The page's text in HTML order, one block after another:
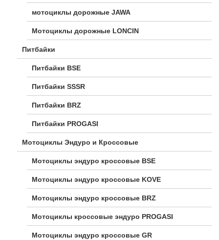
мотоциклы дорожные JAWA
Мотоциклы дорожные LONCIN
Питбайки
Питбайки BSE
Питбайки SSSR
Питбайки BRZ
Питбайки PROGASI
Мотоциклы Эндуро и Кроссовые
Мотоциклы эндуро кроссовые BSE
Мотоциклы эндуро кроссовые KOVE
Мотоциклы эндуро кроссовые BRZ
Мотоциклы кроссовые эндуро PROGASI
Мотоциклы эндуро кроссовые GR